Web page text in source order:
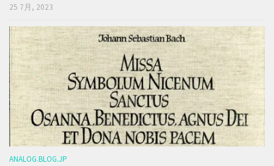
25 7月, 2023
ANALOG.BLOG.JP